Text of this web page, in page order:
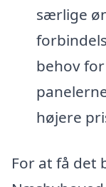
særlige
behov
højere
For at få det